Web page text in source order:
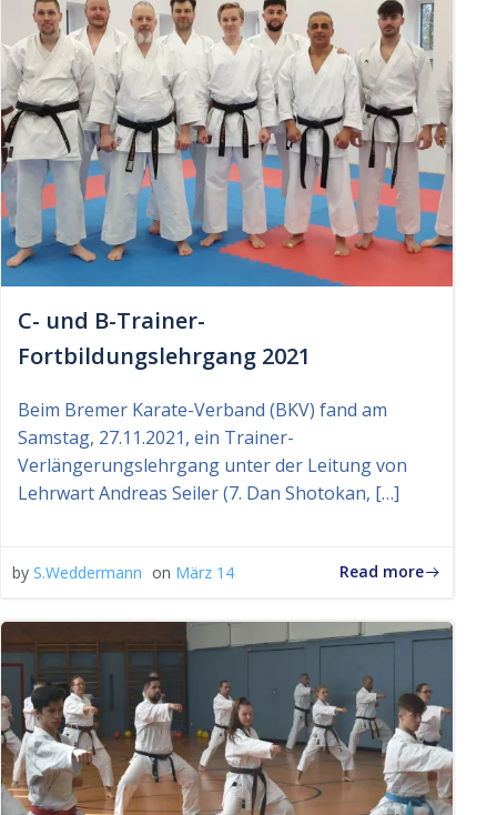
C- und B-Trainer-
Fortbildungslehrgang 2021
Beim Bremer Karate-Verband (BKV) fand am
Samstag, 27.11.2021, ein Trainer-
Verlängerungslehrgang unter der Leitung von
Lehrwart Andreas Seiler (7. Dan Shotokan, […]
by S.Weddermann on März 14 Read more